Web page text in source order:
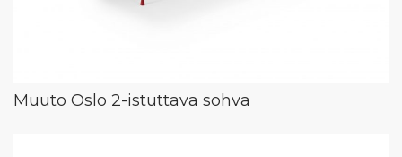
Muuto Oslo 2-istuttava sohva